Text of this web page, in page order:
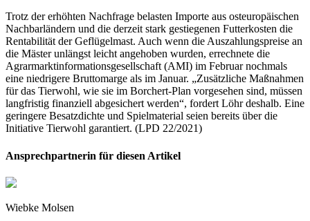
Trotz der erhöhten Nachfrage belasten Importe aus osteuropäischen
Nachbarländern und die derzeit stark gestiegenen Futterkosten die
Rentabilität der Geflügelmast. Auch wenn die Auszahlungspreise an
die Mäster unlängst leicht angehoben wurden, errechnete die
Agrarmarktinformationsgesellschaft (AMI) im Februar nochmals
eine niedrigere Bruttomarge als im Januar. „Zusätzliche Maßnahmen
für das Tierwohl, wie sie im Borchert-Plan vorgesehen sind, müssen
langfristig finanziell abgesichert werden“, fordert Löhr deshalb. Eine
geringere Besatzdichte und Spielmaterial seien bereits über die
Initiative Tierwohl garantiert. (LPD 22/2021)
Ansprechpartnerin für diesen Artikel
Wiebke Molsen